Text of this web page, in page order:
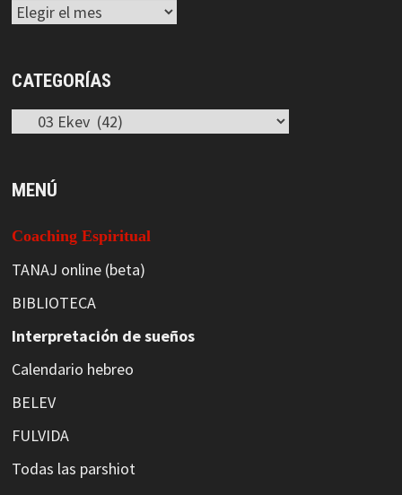
Archivos
CATEGORÍAS
Categorías
MENÚ
Coaching Espiritual
TANAJ online (beta)
BIBLIOTECA
Interpretación de sueños
Calendario hebreo
BELEV
FULVIDA
Todas las parshiot